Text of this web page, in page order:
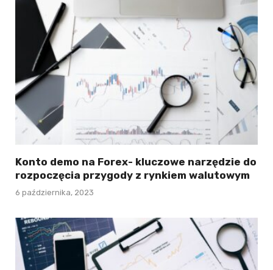
Konto demo na Forex- kluczowe narzędzie do
rozpoczęcia przygody z rynkiem walutowym
6 października, 2023